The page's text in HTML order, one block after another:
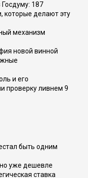
187
которые делают эту
механизм
новой винной
и его
проверку ливнем 9
быть одним
но уже дешевле
ставка